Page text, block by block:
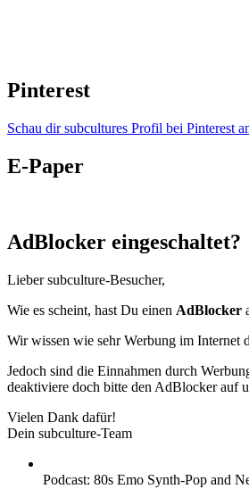
Pinterest
Schau dir subcultures Profil bei Pinterest
E-Paper
AdBlocker eingeschaltet?
Lieber subculture-Besucher,
Wie es scheint, hast Du einen AdBlocker
Wir wissen wie sehr Werbung im Internet
Jedoch sind die Einnahmen durch
deaktiviere doch bitte den AdBlocker auf
Vielen Dank dafür!
Dein subculture-Team
Podcast: 80s Emo Synth-Pop and